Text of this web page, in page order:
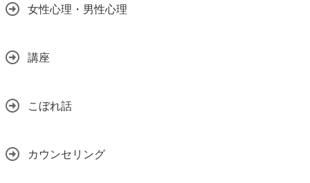
女性心理・男性心理
講座
こぼれ話
カウンセリング